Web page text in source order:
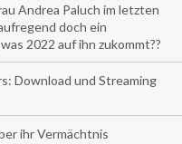
Andrea Paluch im letzten
doch ein
2022 auf ihn zukommt??
Download und Streaming
ihr Vermächtnis